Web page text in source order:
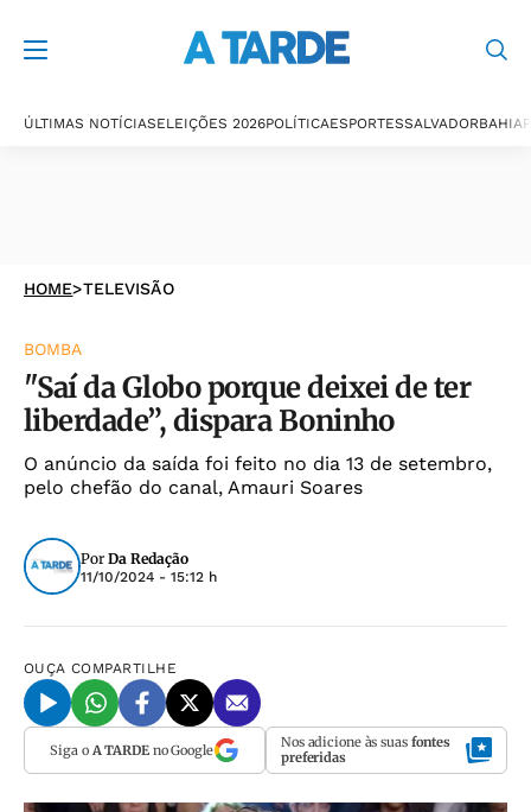
ÚLTIMAS NOTÍCIASELEIÇÕES 2026POLÍTICAESPORTESSALVADORBAHIA
HOME>TELEVISÃO
BOMBA
"Saí da Globo porque deixei de ter
liberdade”, dispara Boninho
O anúncio da saída foi feito no dia 13 de setembro,
pelo chefão do canal, Amauri Soares
Por Da Redação
11/10/2024 - 15:12 h
OUÇA COMPARTILHE
Siga o A TARDEno Google Nos adicione às suas fontes
preferidas